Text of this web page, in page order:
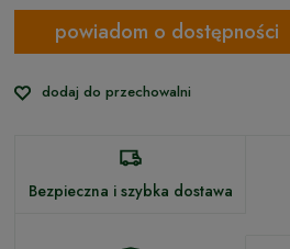
powiadom o dostępności
dodaj do przechowalni
Bezpieczna i szybka dostawa